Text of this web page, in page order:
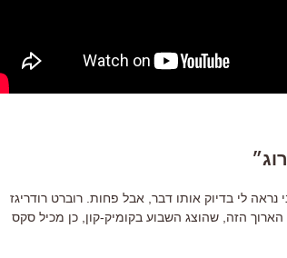
לי בדיוק אותו דבר, אבל פחות. רוברט רודריגז
הארוך הזה, שהוצג השבוע בקומיק-קון, כן מכיל סקס